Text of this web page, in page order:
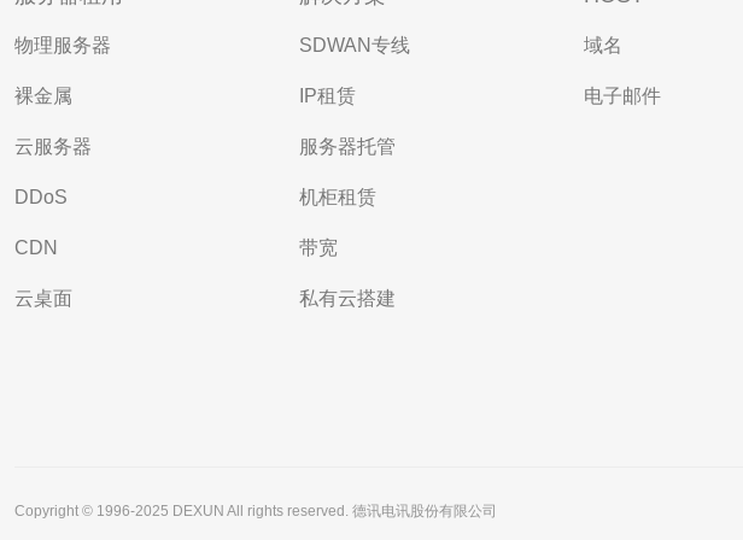
物理服务器
裸金属
云服务器
DDoS
CDN
云桌面
SDWAN专线
IP租赁
服务器托管
机柜租赁
带宽
私有云搭建
域名
电子邮件
Copyright © 1996-2025 DEXUN All rights reserved. 德讯电讯股份有限公司